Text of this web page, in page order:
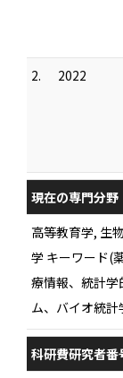
2. 2022
現在の専門分野
高等教育学, 生
学 キーワード(
療情報、統計
ム、バイオ統
科研費研究者番